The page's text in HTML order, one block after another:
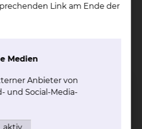
pflegerische Aufgabe im
beraten Sie und Ihre
und sozialen
psychischer, physischer,
Hinsicht
sind für Sie da und suchen
nach
Um einen nahtlosen
Link am Ende der
Medien
Anbieter von
und Social-Media-